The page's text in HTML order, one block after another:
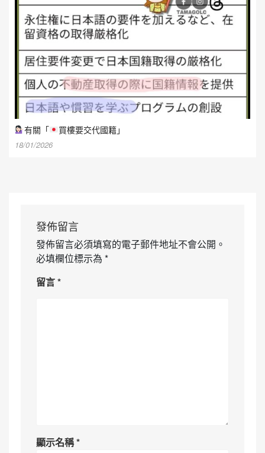
有關「 買樓要交代國籍」
18/01/2026
發佈留言
發佈留言必須填寫的電子郵件地址不會公開。
必填欄位標示為 *
留言*
顯示名稱*